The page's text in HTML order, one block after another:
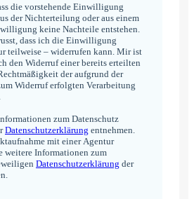
die vorstehende Einwilligung
der Nichterteilung oder aus einem
keine Nachteile entstehen.
dass ich die Einwilligung
teilweise – widerrufen kann. Mir ist
den Widerruf einer bereits erteilten
der aufgrund der
Widerruf erfolgten Verarbeitung
zum Datenschutz
Datenschutzerklärung entnehmen.
mit einer Agentur
weitere Informationen zum
Datenschutzerklärung der